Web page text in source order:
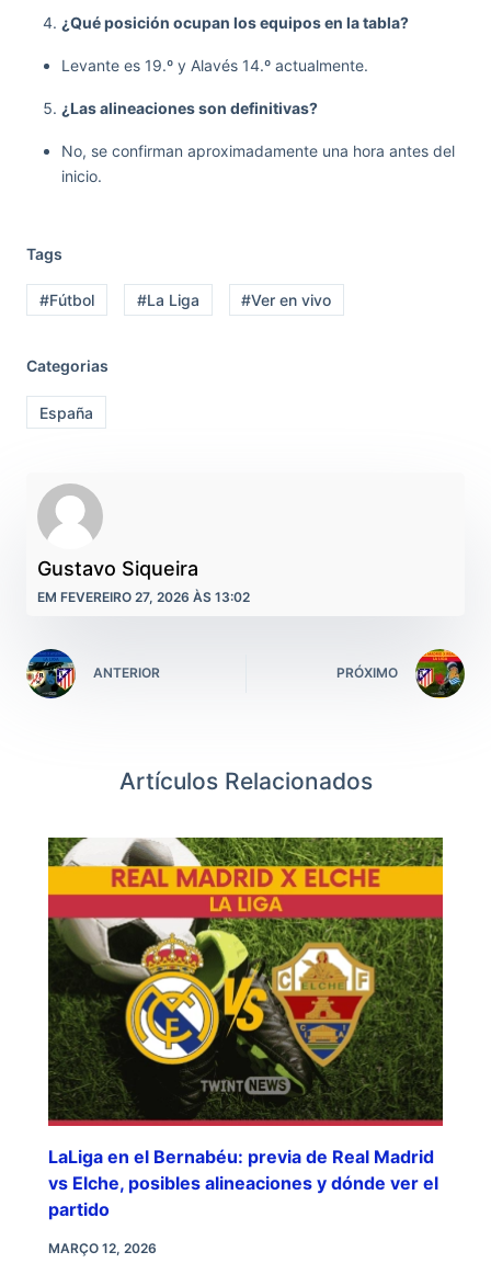
¿Qué posición ocupan los equipos en la tabla?
Levante es 19.º y Alavés 14.º actualmente.
¿Las alineaciones son definitivas?
No, se confirman aproximadamente una hora antes del
inicio.
Tags
#Fútbol #La Liga #Ver en vivo
Categorias
España
Gustavo Siqueira
EM FEVEREIRO 27, 2026 ÀS 13:02
ANTERIOR PRÓXIMO
Artículos Relacionados
LaLiga en el Bernabéu: previa de Real Madrid
vs Elche, posibles alineaciones y dónde ver el
partido
MARÇO 12, 2026